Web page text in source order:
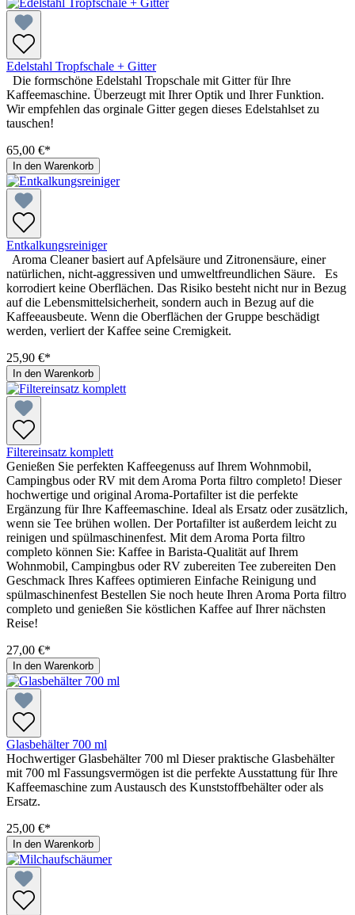
Edelstahl Tropfschale + Gitter
Die formschöne Edelstahl Tropschale mit Gitter für Ihre
Kaffeemaschine. Überzeugt mit Ihrer Optik und Ihrer Funktion.
Wir empfehlen das orginale Gitter gegen dieses Edelstahlset zu
tauschen!
65,00 €*
In den Warenkorb
Entkalkungsreiniger
Aroma Cleaner basiert auf Apfelsäure und Zitronensäure, einer
natürlichen, nicht-aggressiven und umweltfreundlichen Säure. Es
korrodiert keine Oberflächen. Das Risiko besteht nicht nur in Bezug
auf die Lebensmittelsicherheit, sondern auch in Bezug auf die
Kaffeeausbeute. Wenn die Oberflächen der Gruppe beschädigt
werden, verliert der Kaffee seine Cremigkeit.
25,90 €*
In den Warenkorb
Filtereinsatz komplett
Genießen Sie perfekten Kaffeegenuss auf Ihrem Wohnmobil,
Campingbus oder RV mit dem Aroma Porta filtro completo! Dieser
hochwertige und original Aroma-Portafilter ist die perfekte
Ergänzung für Ihre Kaffeemaschine. Ideal als Ersatz oder zusätzlich,
wenn sie Tee brühen wollen. Der Portafilter ist außerdem leicht zu
reinigen und spülmaschinenfest. Mit dem Aroma Porta filtro
completo können Sie: Kaffee in Barista-Qualität auf Ihrem
Wohnmobil, Campingbus oder RV zubereiten Tee zubereiten Den
Geschmack Ihres Kaffees optimieren Einfache Reinigung und
spülmaschinenfest Bestellen Sie noch heute Ihren Aroma Porta filtro
completo und genießen Sie köstlichen Kaffee auf Ihrer nächsten
Reise!
27,00 €*
In den Warenkorb
Glasbehälter 700 ml
Hochwertiger Glasbehälter 700 ml Dieser praktische Glasbehälter
mit 700 ml Fassungsvermögen ist die perfekte Ausstattung für Ihre
Kaffeemaschine zum Austausch des Kunststoffbehälter oder als
Ersatz.
25,00 €*
In den Warenkorb